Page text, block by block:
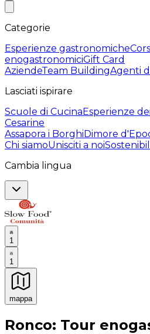
Categorie
Esperienze gastronomiche
enogastronomiciGift Card
AziendeTeam BuildingAgenti
Lasciati ispirare
Scuole di CucinaEsperienze
Cesarine
Assapora i BorghiDimore
Chi siamoUnisciti a noi
Cambia lingua
1
1
mappa
Esperienze culinarie
Ronco: Tour